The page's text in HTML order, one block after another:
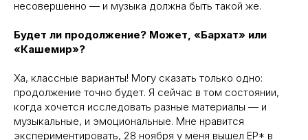
несовершенно — и музыка должна быть такой же.
Будет ли продолжение? Может, «Бархат» или
«Кашемир»?
Ха, классные варианты! Могу сказать только одно:
продолжение точно будет. Я сейчас в том состоянии,
когда хочется исследовать разные материалы — и
музыкальные, и эмоциональные. Мне нравится
экспериментировать, 28 ноября у меня вышел EP* в